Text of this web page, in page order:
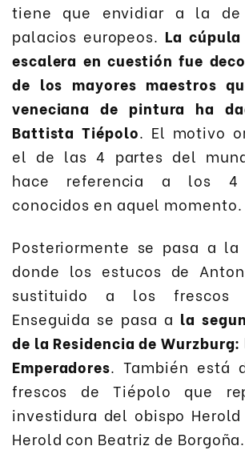
tiene que envidiar a la de
palacios europeos. La
escalera en cuestión fue
de los mayores maestros
veneciana de pintura ha
Battista Tiépolo. El motivo
el de las 4 partes del
hace referencia a los 4
conocidos en aquel momento.
Posteriormente se pasa a la
donde los estucos de
sustituido a los frescos
Enseguida se pasa a la
de la Residencia de
Emperadores. También está
frescos de Tiépolo que
investidura del obispo
Herold con Beatriz de Borgoña.